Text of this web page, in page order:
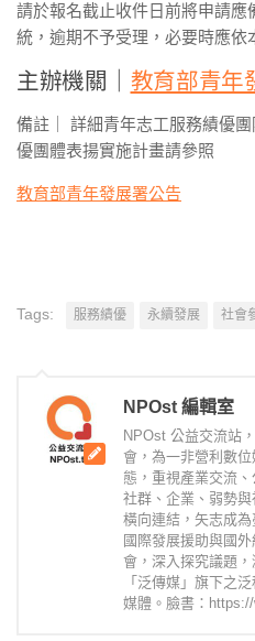
請於報名截止收件日前將申請應
統，逾期不予受理，必要時應依
主辦機關｜ 教育部青年
備註｜ 詳細青年志工服務績優
優團體表揚實施計畫請參照
教育部青年發展署公告
Tags: 服務績優 永續發展 社會
NPOst 編輯室
NPOst 公益交流站
會，為一非營利數
態，重視產業交流
社群、企業、弱勢
橫向連結，矢志成
國際發展援助與國
會，深入探究議題
「泛傳媒」旗下之
媒體。臉書：